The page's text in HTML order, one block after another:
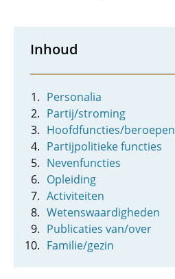
Inhoud
Personalia
Partij/stroming
Hoofdfuncties/beroepen
Partijpolitieke functies
Nevenfuncties
Opleiding
Activiteiten
Wetenswaardigheden
Publicaties van/over
Familie/gezin